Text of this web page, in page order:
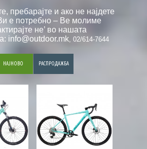
пребарајте и ако не најдете
е потребно – Ве молиме
не’ во нашата
info@outdoor.mk, 02/614-7644
НАЈНОВО РАСПРОДАЖБА